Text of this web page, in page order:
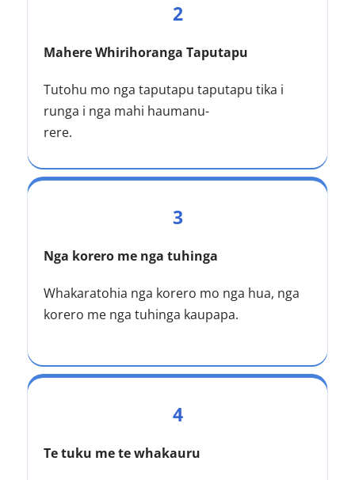
2
Mahere Whirihoranga Taputapu
Tutohu mo nga taputapu taputapu tika i
runga i nga mahi haumanu-
rere.
3
Nga korero me nga tuhinga
Whakaratohia nga korero mo nga hua, nga
korero me nga tuhinga kaupapa.
4
Te tuku me te whakauru